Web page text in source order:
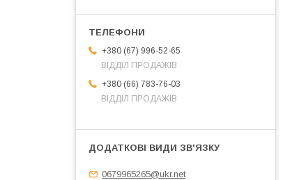
+380 (67) 996-52-65
ВІДДІЛ ПРОДАЖІВ
+380 (66) 783-76-03
ВІДДІЛ ПРОДАЖІВ
0679965265@ukr.net